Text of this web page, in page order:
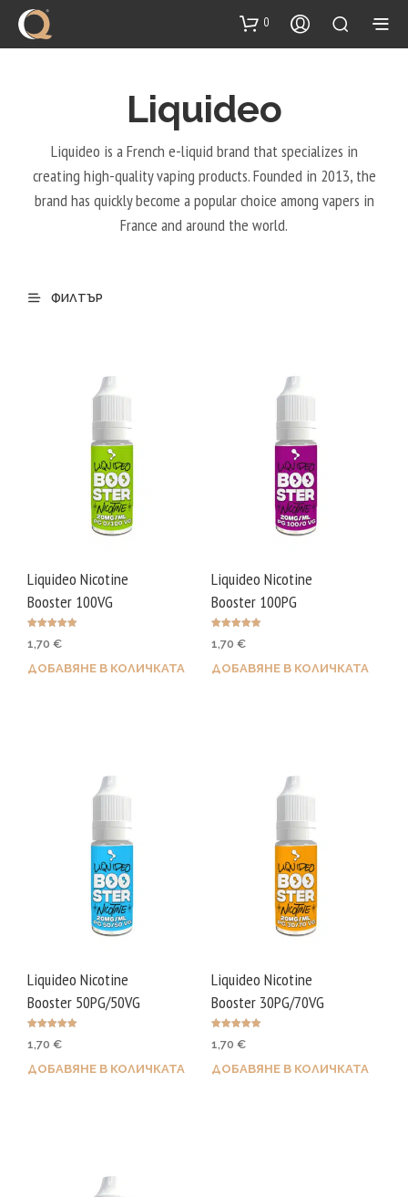
content
0
Liquideo
Liquideo is a French e-liquid brand that specializes in
creating high-quality vaping products. Founded in 2013, the
brand has quickly become a popular choice among vapers in
France and around the world.
ФИЛТЪР
Liquideo Nicotine
Booster 100VG
5.00
1,70 €
ДОБАВЯНЕ В КОЛИЧКАТА
Liquideo Nicotine
Booster 100PG
5.00
1,70 €
ДОБАВЯНЕ В КОЛИЧКАТА
Liquideo Nicotine
Booster 50PG/50VG
5.00
1,70 €
ДОБАВЯНЕ В КОЛИЧКАТА
Liquideo Nicotine
Booster 30PG/70VG
5.00
1,70 €
ДОБАВЯНЕ В КОЛИЧКАТА